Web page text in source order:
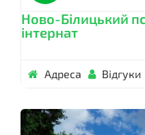
Ново-Білицький
інтернат
Адреса Відгуки